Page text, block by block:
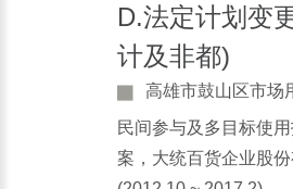
D.法定计划变
计及非都)
高雄市鼓山区市场
民间参与及多目标使
案，大统百货企业股份